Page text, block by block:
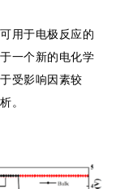
用于电极反应的
一个新的电化学
受影响因素较
。